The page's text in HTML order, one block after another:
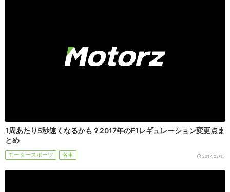
1周あたり5秒速くなるかも？2017年のF1レギュレーション変更点ま
とめ
モータースポーツ 名車 2017/02/15